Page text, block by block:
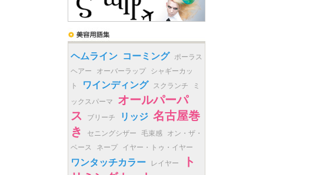
ヘムライン コーミング
ポーラス
ヘアー
オーバーラップ
シャギーカッ
ト
ワインディング スクランチ
ミ
ックスパーマ
オールパーパ
ス
ブリーチ リッジ 名古屋巻
き
セニングシザー 毛束感
オン・ザ・
ベース
ネープ イヤー・トゥ・イヤー
ワンタッチカラー レイヤー
ト